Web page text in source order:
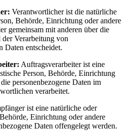
Verantwortlicher ist die natürliche
Behörde, Einrichtung oder andere
gemeinsam mit anderen über die
Verarbeitung von
Daten entscheidet.
Auftragsverarbeiter ist eine
Person, Behörde, Einrichtung
personenbezogene Daten im
verarbeitet.
ist eine natürliche oder
Einrichtung oder andere
Daten offengelegt werden.